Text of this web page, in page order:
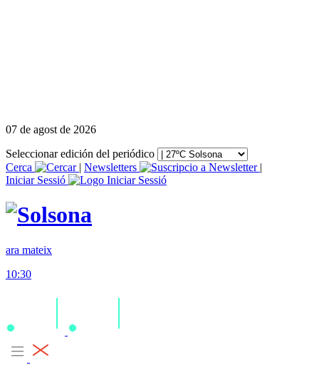
07 de agost de 2026
Seleccionar edición del periódico
Cerca
| Newsletters
|
Iniciar Sessió
ara mateix
10:30